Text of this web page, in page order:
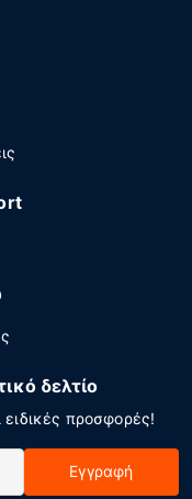
δελτίο
προσφορές!
Εγγραφή